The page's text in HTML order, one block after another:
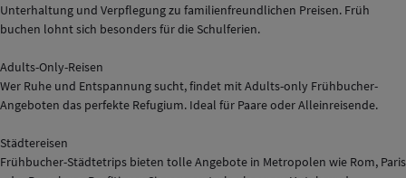
Unterhaltung und Verpflegung zu familienfreundlichen Preisen. Früh
buchen lohnt sich besonders für die Schulferien.
Adults-Only-Reisen
Wer Ruhe und Entspannung sucht, findet mit Adults-only Frühbucher-
Angeboten das perfekte Refugium. Ideal für Paare oder Alleinreisende.
Städtereisen
Frühbucher-Städtetrips bieten tolle Angebote in Metropolen wie Rom, Paris